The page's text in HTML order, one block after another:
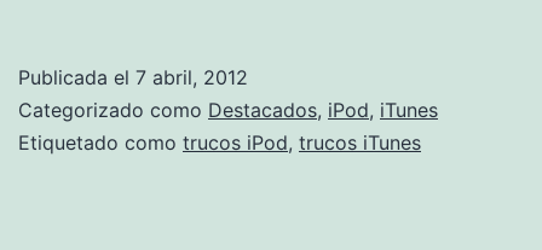
de
inicio
Publicada el 7 abril, 2012
Categorizado como Destacados, iPod, iTunes
Etiquetado como trucos iPod, trucos iTunes